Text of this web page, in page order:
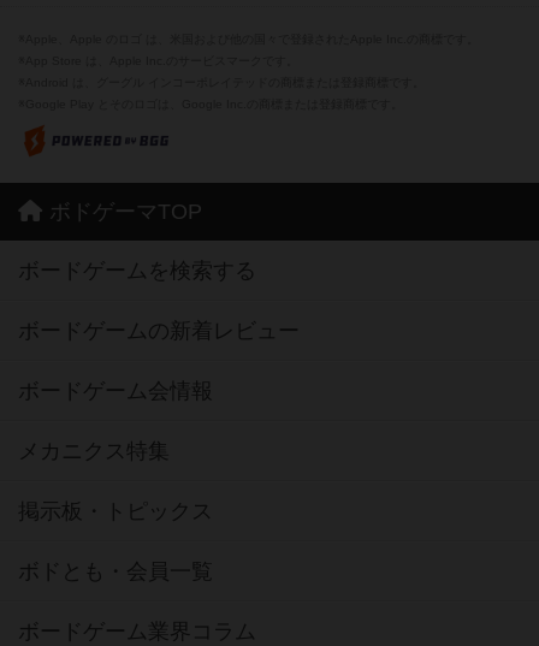
ボドゲーマTOP
ボードゲームを検索する
ボードゲームの新着レビュー
ボードゲーム会情報
メカニクス特集
掲示板・トピックス
ボドとも・会員一覧
ボードゲーム業界コラム